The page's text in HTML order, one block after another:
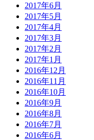
2017年6月
2017年5月
2017年4月
2017年3月
2017年2月
2017年1月
2016年12月
2016年11月
2016年10月
2016年9月
2016年8月
2016年7月
2016年6月